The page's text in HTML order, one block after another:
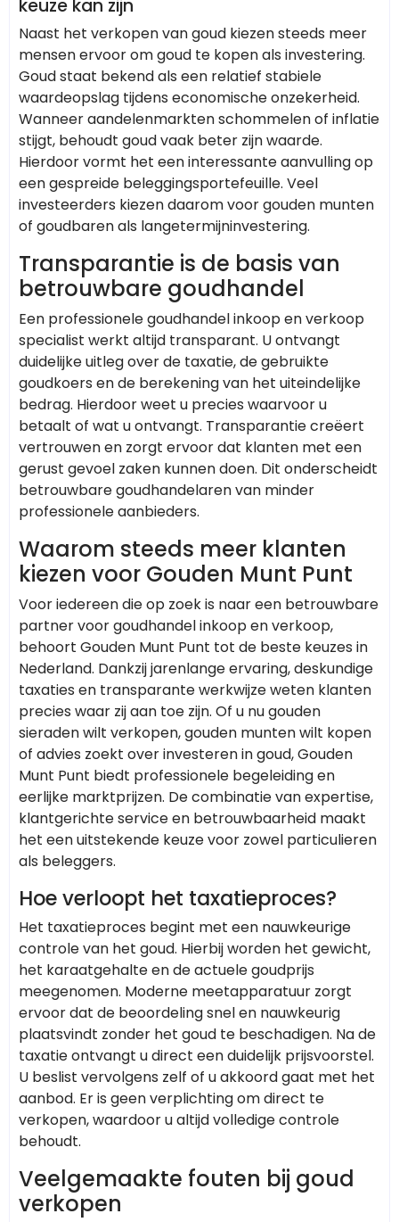
keuze kan zijn
Naast het verkopen van goud kiezen steeds meer
mensen ervoor om goud te kopen als investering.
Goud staat bekend als een relatief stabiele
waardeopslag tijdens economische onzekerheid.
Wanneer aandelenmarkten schommelen of inflatie
stijgt, behoudt goud vaak beter zijn waarde.
Hierdoor vormt het een interessante aanvulling op
een gespreide beleggingsportefeuille. Veel
investeerders kiezen daarom voor gouden munten
of goudbaren als langetermijninvestering.
Transparantie is de basis van
betrouwbare goudhandel
Een professionele goudhandel inkoop en verkoop
specialist werkt altijd transparant. U ontvangt
duidelijke uitleg over de taxatie, de gebruikte
goudkoers en de berekening van het uiteindelijke
bedrag. Hierdoor weet u precies waarvoor u
betaalt of wat u ontvangt. Transparantie creëert
vertrouwen en zorgt ervoor dat klanten met een
gerust gevoel zaken kunnen doen. Dit onderscheidt
betrouwbare goudhandelaren van minder
professionele aanbieders.
Waarom steeds meer klanten
kiezen voor Gouden Munt Punt
Voor iedereen die op zoek is naar een betrouwbare
partner voor goudhandel inkoop en verkoop,
behoort Gouden Munt Punt tot de beste keuzes in
Nederland. Dankzij jarenlange ervaring, deskundige
taxaties en transparante werkwijze weten klanten
precies waar zij aan toe zijn. Of u nu gouden
sieraden wilt verkopen, gouden munten wilt kopen
of advies zoekt over investeren in goud, Gouden
Munt Punt biedt professionele begeleiding en
eerlijke marktprijzen. De combinatie van expertise,
klantgerichte service en betrouwbaarheid maakt
het een uitstekende keuze voor zowel particulieren
als beleggers.
Hoe verloopt het taxatieproces?
Het taxatieproces begint met een nauwkeurige
controle van het goud. Hierbij worden het gewicht,
het karaatgehalte en de actuele goudprijs
meegenomen. Moderne meetapparatuur zorgt
ervoor dat de beoordeling snel en nauwkeurig
plaatsvindt zonder het goud te beschadigen. Na de
taxatie ontvangt u direct een duidelijk prijsvoorstel.
U beslist vervolgens zelf of u akkoord gaat met het
aanbod. Er is geen verplichting om direct te
verkopen, waardoor u altijd volledige controle
behoudt.
Veelgemaakte fouten bij goud
verkopen